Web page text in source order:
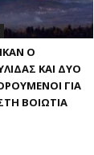
Ο
ΚΑΙ ΔΎΟ
ΓΙΑ
ΒΟΙΩΤΊΑ